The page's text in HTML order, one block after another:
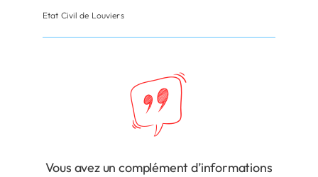
Etat Civil de Louviers
Vous avez un complément d’informations